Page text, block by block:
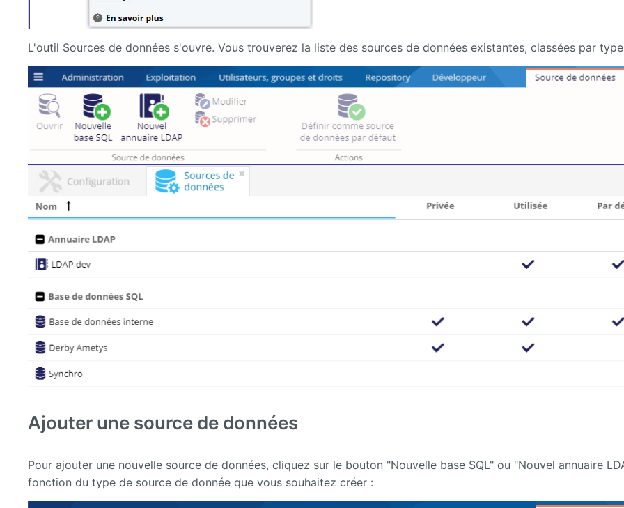
L'outil Sources de données s'ouvre. Vous trouverez la liste des sources de données existantes, classées par
Ajouter une source de données
Pour ajouter une nouvelle source de données, cliquez sur le bouton "Nouvelle base SQL" ou "Nouvel annuaire
fonction du type de source de donnée que vous souhaitez créer :